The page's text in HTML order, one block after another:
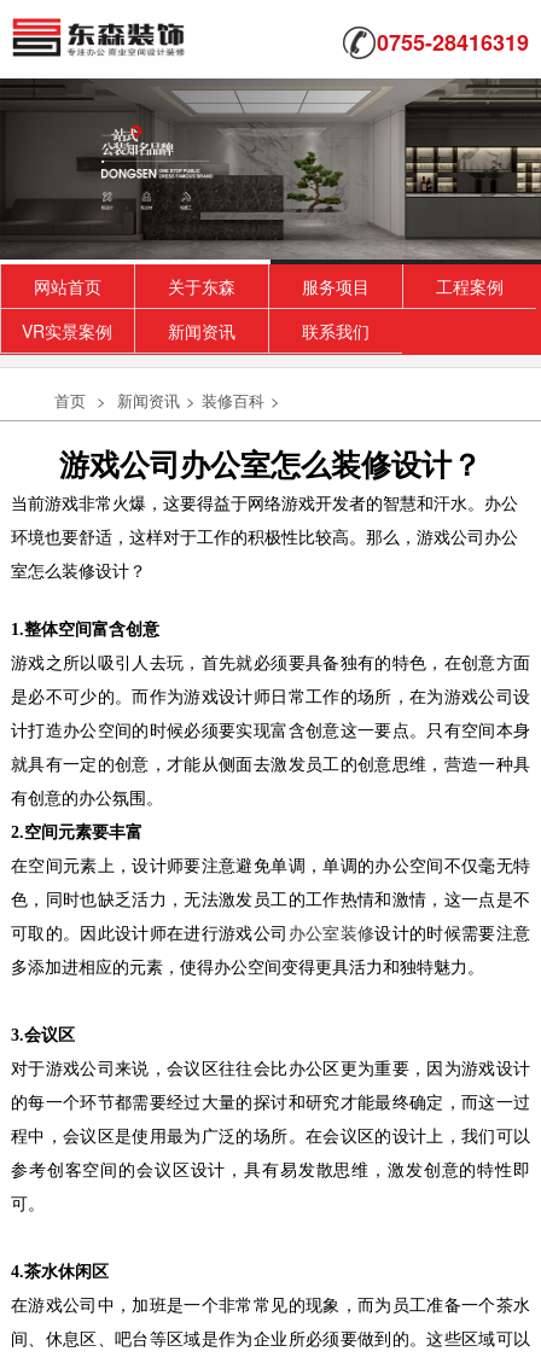
0755-28416319
网站首页 关于东森 服务项目
工程案例
VR实景案例
新闻资讯 联系我们
首页 > 新闻资讯 > 装修百科 >
游戏公司办公室怎么装修设计？
当前游戏非常火爆，这要得益于网络游戏开发者的智慧和汗水。办公
环境也要舒适，这样对于工作的积极性比较高。那么，游戏公司办公
室怎么装修设计？
1.整体空间富含创意
游戏之所以吸引人去玩，首先就必须要具备独有的特色，在创意方面
是必不可少的。而作为游戏设计师日常工作的场所，在为游戏公司设
计打造办公空间的时候必须要实现富含创意这一要点。只有空间本身
就具有一定的创意，才能从侧面去激发员工的创意思维，营造一种具
有创意的办公氛围。
2.空间元素要丰富
在空间元素上，设计师要注意避免单调，单调的办公空间不仅毫无特
色，同时也缺乏活力，无法激发员工的工作热情和激情，这一点是不
可取的。因此设计师在进行游戏公司 办公室装修设计的时候需要注意
多添加进相应的元素，使得办公空间变得更具活力和独特魅力。
3.会议区
对于游戏公司来说，会议区往往会比办公区更为重要，因为游戏设计
的每一个环节都需要经过大量的探讨和研究才能最终确定，而这一过
程中，会议区是使用最为广泛的场所。在会议区的设计上，我们可以
参考创客空间的会议区设计，具有易发散思维，激发创意的特性即
可。
4.茶水休闲区
在游戏公司中，加班是一个非常常见的现象，而为员工准备一个茶水
间、休息区、吧台等区域是作为企业所必须要做到的。这些区域可以